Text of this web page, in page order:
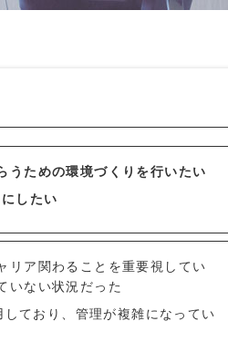
うための環境づくりを行いたい
したい
リア関わることを重要視してい
いない状況だった
ており、管理が複雑になってい